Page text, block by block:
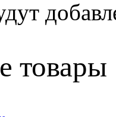
товары